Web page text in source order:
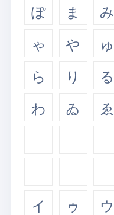
ぽ
ま み
ゃ
や ゅ
ら
り る
わ
ゐ ゑ
イ
ゥ ウ